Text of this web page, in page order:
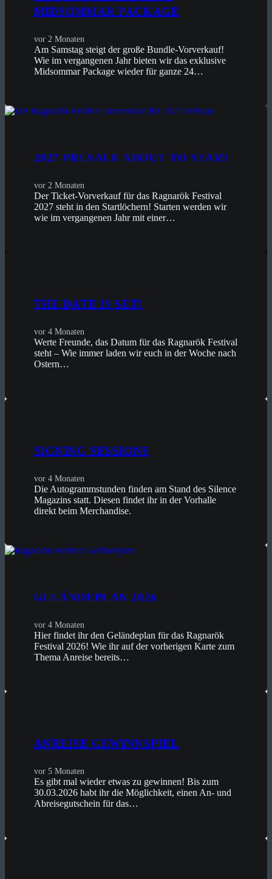
MIDSOMMAR PACKAGE
vor 2 Monaten
Am Samstag steigt der große Bundle-Vorverkauf!
Wie im vergangenen Jahr bieten wir das exklusive
Midsommar Package wieder für ganze 24…
2027 PRESALE ABOUT TO START
vor 2 Monaten
Der Ticket-Vorverkauf für das Ragnarök Festival
2027 steht in den Startlöchern! Starten werden wir
wie im vergangenen Jahr mit einer…
THE DATE IS SET!
vor 4 Monaten
Werte Freunde, das Datum für das Ragnarök Festival
steht – Wie immer laden wir euch in der Woche nach
Ostern…
SIGNING SESSIONS
vor 4 Monaten
Die Autogrammstunden finden am Stand des Silence
Magazins statt. Diesen findet ihr in der Vorhalle
direkt beim Merchandise.
GELÄNDEPLAN 2026
vor 4 Monaten
Hier findet ihr den Geländeplan für das Ragnarök
Festival 2026! Wie ihr auf der vorherigen Karte zum
Thema Anreise bereits…
ANREISE GEWINNSPIEL
vor 5 Monaten
Es gibt mal wieder etwas zu gewinnen! Bis zum
30.03.2026 habt ihr die Möglichkeit, einen An- und
Abreisegutschein für das…